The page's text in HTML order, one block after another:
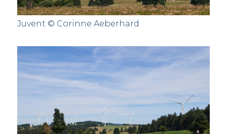
Juvent © Corinne Aeberhard